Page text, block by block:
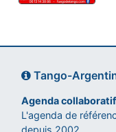
Tango-
Agenda
L'agenda de
depuis 2002